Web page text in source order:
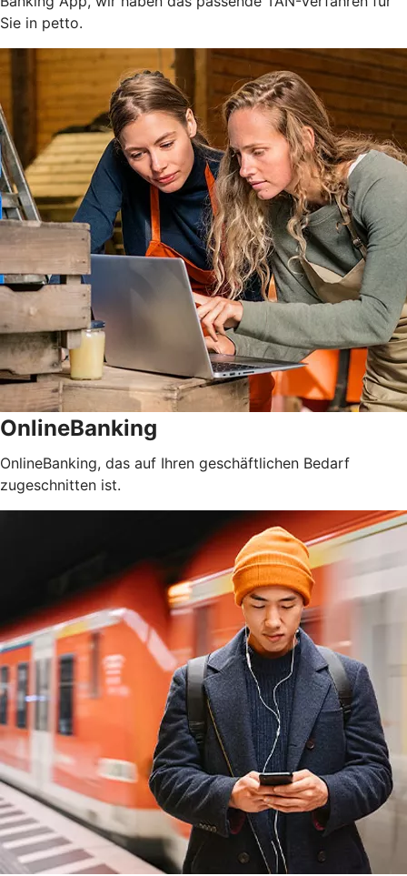
Sie in petto.
OnlineBanking
OnlineBanking, das auf Ihren geschäftlichen Bedarf
zugeschnitten ist.